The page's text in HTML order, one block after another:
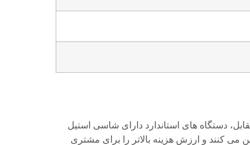
دستگاه‌ های استاندارد دارای شاسی استیل
می ‌کنند و ارزش هزینه بالاتر را برای مشتری